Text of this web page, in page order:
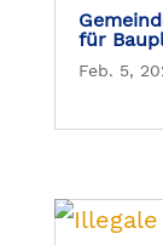
für
Feb. 5,